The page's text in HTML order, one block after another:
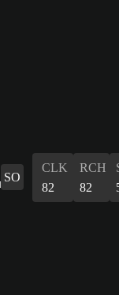
SO
CLK
82
RCH
82